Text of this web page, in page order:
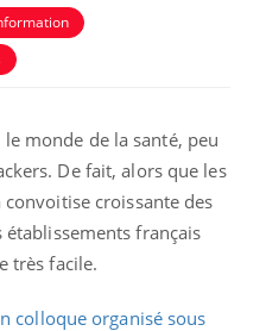
monde de la santé, peu
De fait, alors que les
croissante des
français
très facile.
colloque organisé sous